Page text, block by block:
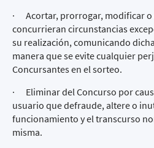
· Acortar, prorrogar, modificar o
concurrieran circunstancias
su realización, comunicando
manera que se evite cualquier
Concursantes en el sorteo.
· Eliminar del Concurso por
usuario que defraude, altere o
funcionamiento y el transcurso
misma.